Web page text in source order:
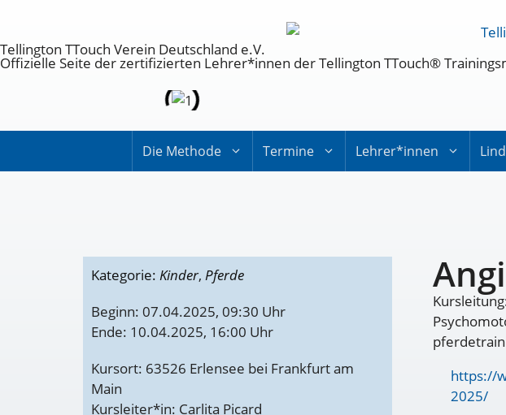
Tellington TTouch Verein Deutschland e.V.
Offizielle Seite der zertifizierten Lehrer*innen der Tellington TTouch®
Die Methode Termine Lehrer*innen
Kategorie: Kinder, Pferde
Beginn: 07.04.2025, 09:30 Uhr
Ende: 10.04.2025, 16:00 Uhr
Kursort: 63526 Erlensee bei Frankfurt am
Main
Kursleiter*in: Carlita Picard
https://
2025/